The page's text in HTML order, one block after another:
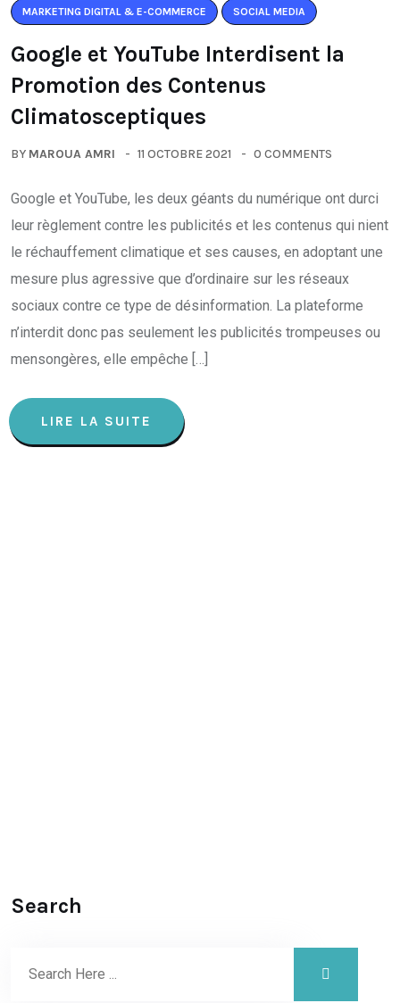
MARKETING DIGITAL & E-COMMERCE SOCIAL MEDIA
Google et YouTube Interdisent la
Promotion des Contenus
Climatosceptiques
BY MAROUA AMRI 11 OCTOBRE 2021 0 COMMENTS
Google et YouTube, les deux géants du numérique ont durci
leur règlement contre les publicités et les contenus qui nient
le réchauffement climatique et ses causes, en adoptant une
mesure plus agressive que d’ordinaire sur les réseaux
sociaux contre ce type de désinformation. La plateforme
n’interdit donc pas seulement les publicités trompeuses ou
mensongères, elle empêche […]
LIRE LA SUITE
Search